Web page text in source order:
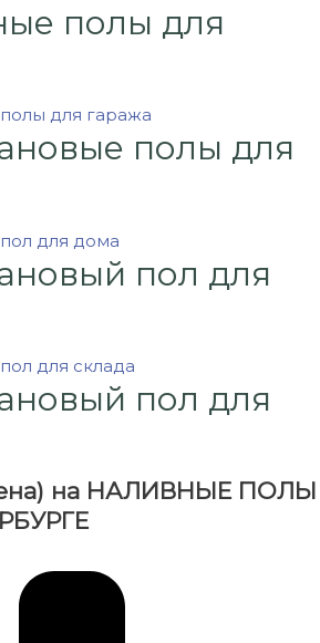
полы для
полы для
пол для
пол для
на НАЛИВНЫЕ ПОЛЫ